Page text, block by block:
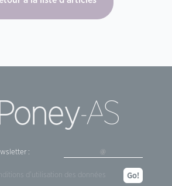
:
d'utilisation des données Go!